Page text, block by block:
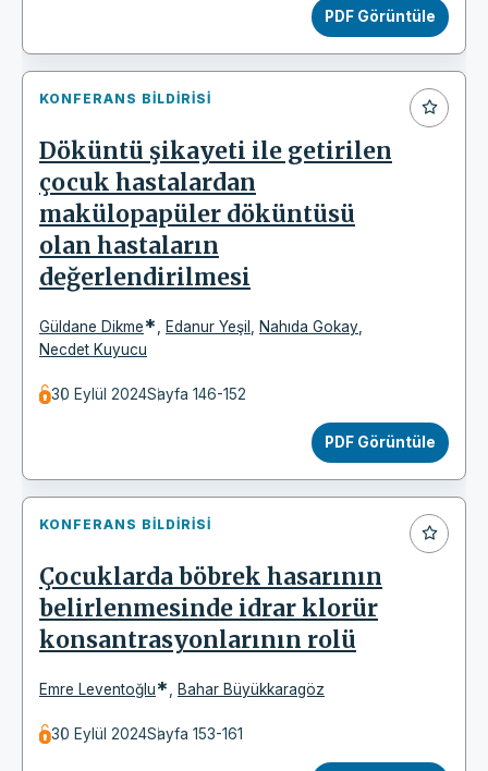
PDF Görüntüle
KONFERANS BILDIRISI
Döküntü şikayeti ile getirilen
çocuk hastalardan
makülopapüler döküntüsü
olan hastaların
değerlendirilmesi
Güldane Dikme* Edanur Yeşil Nahıda Gokay
Necdet Kuyucu
30 Eylül 2024Sayfa 146-152
PDF Görüntüle
KONFERANS BILDIRISI
Çocuklarda böbrek hasarının
belirlenmesinde idrar klorür
konsantrasyonlarının rolü
Emre Leventoğlu* Bahar Büyükkaragöz
30 Eylül 2024Sayfa 153-161